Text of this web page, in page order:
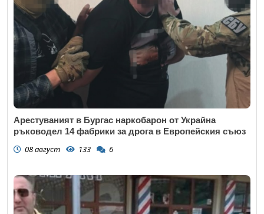
Арестуваният в Бургас наркобарон от Украйна
ръководел 14 фабрики за дрога в Европейския съюз
08 август 133 6